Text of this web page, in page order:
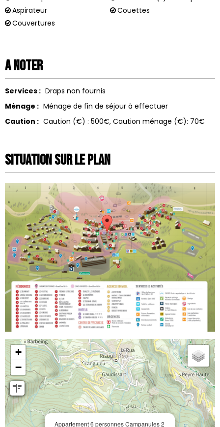
Aspirateur
Couettes
Couvertures
A noter
Services : Draps non fournis
Ménage : Ménage de fin de séjour à effectuer
Caution : Caution (€) : 500€ Caution ménage (€): 70€
Situation sur le Plan
Appartement 6 personnes Campanules 2
+
−